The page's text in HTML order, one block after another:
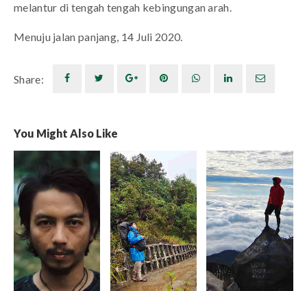
melantur di tengah tengah kebingungan arah.
Menuju jalan panjang, 14 Juli 2020.
Share:
You Might Also Like